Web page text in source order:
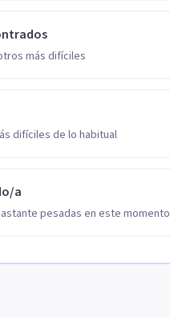
más difíciles
difíciles de lo habitual
a
pesadas en este momento